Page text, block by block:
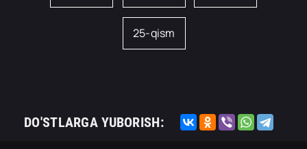
25-qism
DO'STLARGA YUBORISH: